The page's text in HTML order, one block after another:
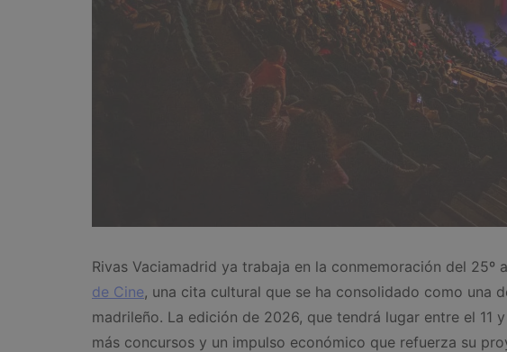
Rivas Vaciamadrid ya trabaja en la conmemoración del 25º
de Cine, una cita cultural que se ha consolidado como una
madrileño. La edición de 2026, que tendrá lugar entre el 11
más concursos y un impulso económico que refuerza su